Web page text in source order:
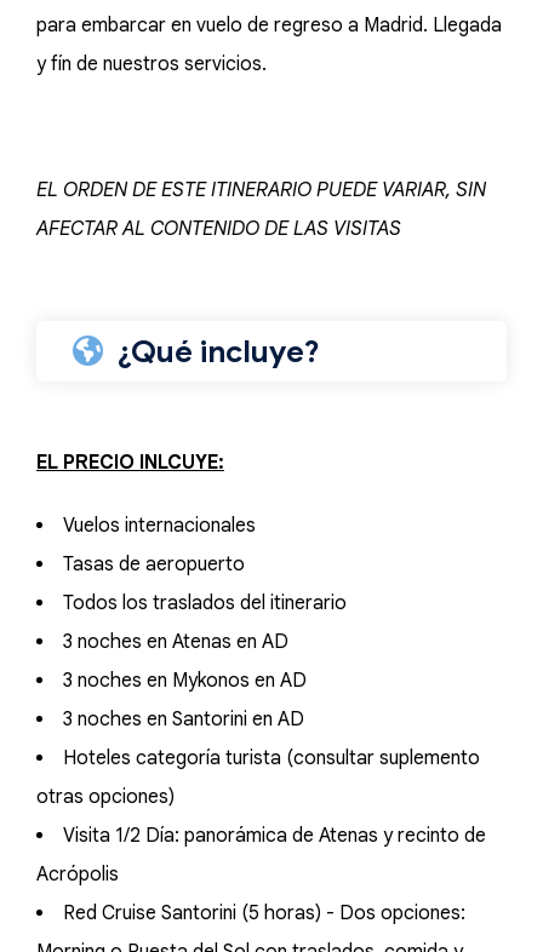
para embarcar en vuelo de regreso a Madrid. Llegada
y fín de nuestros servicios.
EL ORDEN DE ESTE ITINERARIO PUEDE VARIAR, SIN
AFECTAR AL CONTENIDO DE LAS VISITAS
¿Qué incluye?
EL PRECIO INLCUYE:
Vuelos internacionales
Tasas de aeropuerto
Todos los traslados del itinerario
3 noches en Atenas en AD
3 noches en Mykonos en AD
3 noches en Santorini en AD
Hoteles categoría turista (consultar suplemento
otras opciones)
Visita 1/2 Día: panorámica de Atenas y recinto de
Acrópolis
Red Cruise Santorini (5 horas) - Dos opciones: